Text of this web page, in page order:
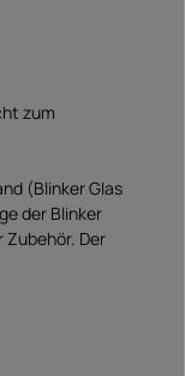
zum
(Blinker Glas
der Blinker
Der